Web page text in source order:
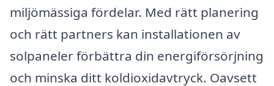
miljömässiga fördelar. Med rätt planering
och rätt partners kan installationen av
solpaneler förbättra din energiförsörjning
och minska ditt koldioxidavtryck. Oavsett